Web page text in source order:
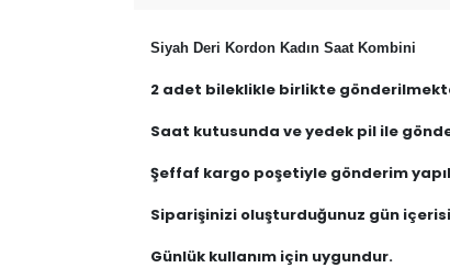
Siyah Deri Kordon Kadın Saat Kombini
2 adet bileklikle birlikte
Saat kutusunda ve yedek pil ile
Şeffaf kargo poşetiyle gönderim
Siparişinizi oluşturduğunuz gün
Günlük kullanım için uygundur.